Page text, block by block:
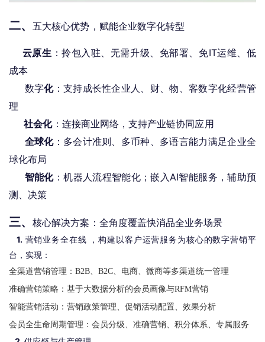
二、五大核心优势，赋能企业数字化转型
云原生 ：拎包入驻、无需升级、免部署、免IT运维、低
成本
数字化：支持成长性企业人、财、物、客数字化经营管
理
社会化：连接商业网络，支持产业链协同应用
全球化：多会计准则、多币种、多语言能力满足企业全
球化布局
智能化：机器人流程智能化；嵌入AI智能服务，辅助预
测、决策
三、核心解决方案：全角度覆盖快消品全业务场景
1. 营销业务全在线 ，构建以客户运营服务为核心的数字营销平
台，实现：
全渠道营销管理：B2B、B2C、电商、微商等多渠道统一管理
准确营销策略：基于大数据分析的会员画像与RFM营销
智能营销活动：营销政策管理、促销活动配置、效果分析
会员全生命周期管理：会员分级、准确营销、积分体系、专属服务